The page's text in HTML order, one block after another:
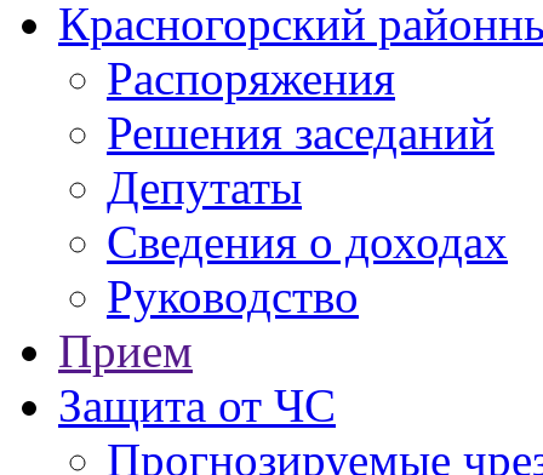
Красногорский
Распоряжения
Решения заседаний
Депутаты
Сведения о доходах
Руководство
Прием
Защита от ЧС
Прогнозируемые